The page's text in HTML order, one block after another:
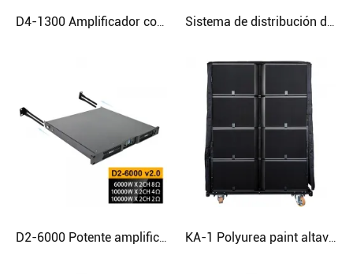
D2-6000 Potente amplificador digital para DJ de 2 canales y 6000 W KA-1 Polyurea paint altavoz de matriz de línea de audio dual de 15 pulgadas y 3 vías